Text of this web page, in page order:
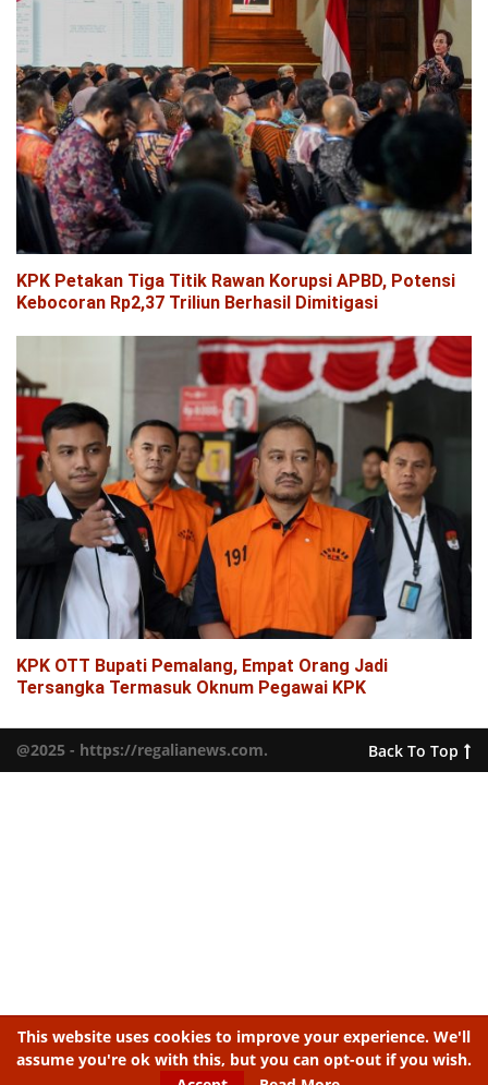
KPK Petakan Tiga Titik Rawan Korupsi APBD, Potensi
Kebocoran Rp2,37 Triliun Berhasil Dimitigasi
KPK OTT Bupati Pemalang, Empat Orang Jadi
Tersangka Termasuk Oknum Pegawai KPK
@2025 - https://regalianews.com. Back To Top
This website uses cookies to improve your experience. We'll
assume you're ok with this, but you can opt-out if you wish.